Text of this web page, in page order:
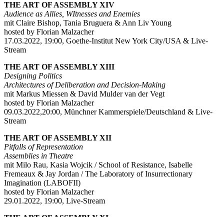
THE ART OF ASSEMBLY XIV
Audience as Allies, WItnesses and Enemies
mit Claire Bishop, Tania Bruguera & Ann Liv Young
hosted by Florian Malzacher
17.03.2022, 19:00, Goethe-Institut New York City/USA & Live-
Stream
THE ART OF ASSEMBLY XIII
Designing Politics
Architectures of Deliberation and Decision-Making
mit Markus Miessen & David Mulder van der Vegt
hosted by Florian Malzacher
09.03.2022,20:00, Münchner Kammerspiele/Deutschland & Live-
Stream
THE ART OF ASSEMBLY XII
Pitfalls of Representation
Assemblies in Theatre
mit Milo Rau, Kasia Wojcik / School of Resistance, Isabelle
Fremeaux & Jay Jordan / The Laboratory of Insurrectionary
Imagination (LABOFII)
hosted by Florian Malzacher
29.01.2022, 19:00, Live-Stream